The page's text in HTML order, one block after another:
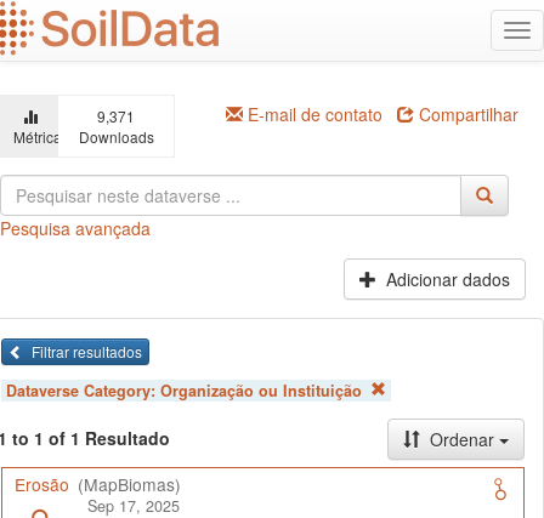
Ir
para
o
principal
Métricas
9,371
Downloads
E-mail de contato Compartilhar
Pesquisa avançada
Adicionar dados
Filtrar resultados
Dataverse Category: Organização ou Instituição
to 1 of 1 Resultado
Ordenar
Erosão (MapBiomas)
Sep 17, 2025